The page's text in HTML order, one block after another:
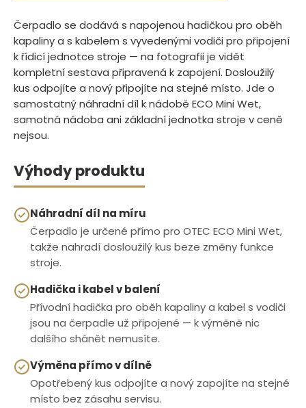
Čerpadlo se dodává s napojenou hadičkou pro oběh
kapaliny a s kabelem s vyvedenými vodiči pro připojení
k řídicí jednotce stroje — na fotografii je vidět
kompletní sestava připravená k zapojení. Dosloužilý
kus odpojíte a nový připojíte na stejné místo. Jde o
samostatný náhradní díl k nádobě ECO Mini Wet,
samotná nádoba ani základní jednotka stroje v ceně
nejsou.
Výhody produktu
Náhradní díl na míru
Čerpadlo je určené přímo pro OTEC ECO Mini Wet,
takže nahradí dosloužilý kus beze změny funkce
stroje.
Hadička i kabel v balení
Přívodní hadička pro oběh kapaliny a kabel s vodiči
jsou na čerpadle už připojené — k výměně nic
dalšího shánět nemusíte.
Výměna přímo v dílně
Opotřebený kus odpojíte a nový zapojíte na stejné
místo bez zásahu servisu.